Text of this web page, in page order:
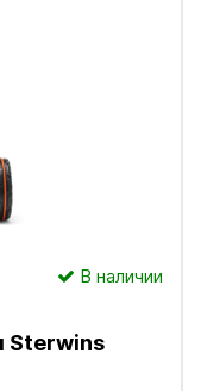
В наличии
Sterwins